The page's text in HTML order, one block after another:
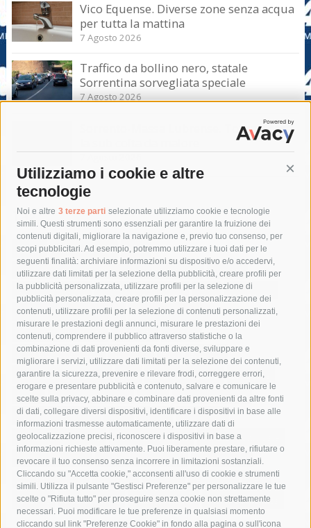
Utilizziamo i cookie e altre
tecnologie
Noi e altre 3 terze parti selezionate utilizziamo cookie e tecnologie
simili. Questi strumenti sono essenziali per garantire la fruizione dei
contenuti digitali, migliorare la navigazione e, previo tuo consenso, per
scopi pubblicitari. Ad esempio, potremmo utilizzare i tuoi dati per le
seguenti finalità: archiviare informazioni su dispositivo e/o accedervi,
utilizzare dati limitati per la selezione della pubblicità, creare profili per
la pubblicità personalizzata, utilizzare profili per la selezione di
pubblicità personalizzata, creare profili per la personalizzazione dei
contenuti, utilizzare profili per la selezione di contenuti personalizzati,
misurare le prestazioni degli annunci, misurare le prestazioni dei
contenuti, comprendere il pubblico attraverso statistiche o la
combinazione di dati provenienti da fonti diverse, sviluppare e
migliorare i servizi, utilizzare dati limitati per la selezione dei contenuti,
garantire la sicurezza, prevenire e rilevare frodi, correggere errori,
erogare e presentare pubblicità e contenuto, salvare e comunicare le
scelte sulla privacy, abbinare e combinare dati provenienti da altre fonti
di dati, collegare diversi dispositivi, identificare i dispositivi in base alle
informazioni trasmesse automaticamente, utilizzare dati di
geolocalizzazione precisi, riconoscere i dispositivi in base a
informazioni richieste attivamente. Puoi liberamente prestare, rifiutare o
revocare il tuo consenso senza incorrere in limitazioni sostanziali.
Cliccando su "Accetta cookie," acconsenti all'uso di cookie e strumenti
simili. Utilizza il pulsante "Gestisci Preferenze" per personalizzare le tue
scelte o "Rifiuta tutto" per proseguire senza cookie non strettamente
necessari. Puoi modificare le tue preferenze in qualsiasi momento
cliccando sul link "Preferenze Cookie" in fondo alla pagina o sull'icona
Vico Equense. Diverse zone senza acqua
per tutta la mattina
7 Agosto 2026
Traffico da bollino nero, statale
Sorrentina sorvegliata speciale
7 Agosto 2026
Sorrento-Massa Lubrense. Torna a casa
Tag
acqua allerta meteo
anas
area marina protetta di punta campanella
arresto
Asl Napoli 3 sud
capitaneria di porto capri
carabinieri
castellammare di stabia
circumvesuviana
comune di sorrento
concerto
contagi
costiera amalfitana
covid-19 eav
elezioni
fondazione sorrento
gori guardia costiera
incidente
lavori
lorenzo balducelli mare
massa lubrense
massimo coppola
Meta napoli
ordinanza
penisola sorrentina
piano di sorrento
polizia municipale
protezione civile
Regione Campania
sant'agnello
sindaco cuomo
sorrento studenti temporali
treni
turismo
Vico Equense villa fiorentino vincenzo de luca